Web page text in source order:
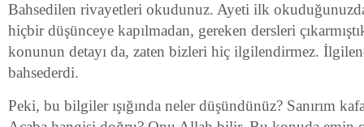
Bahsedilen rivayetleri okudunuz. Ayeti ilk
hiçbir düşünceye kapılmadan, gereken dersleri
konunun detayı da, zaten bizleri hiç ilgilendirmez.
bahsederdi.
Peki, bu bilgiler ışığında neler düşündünüz? Sanırım